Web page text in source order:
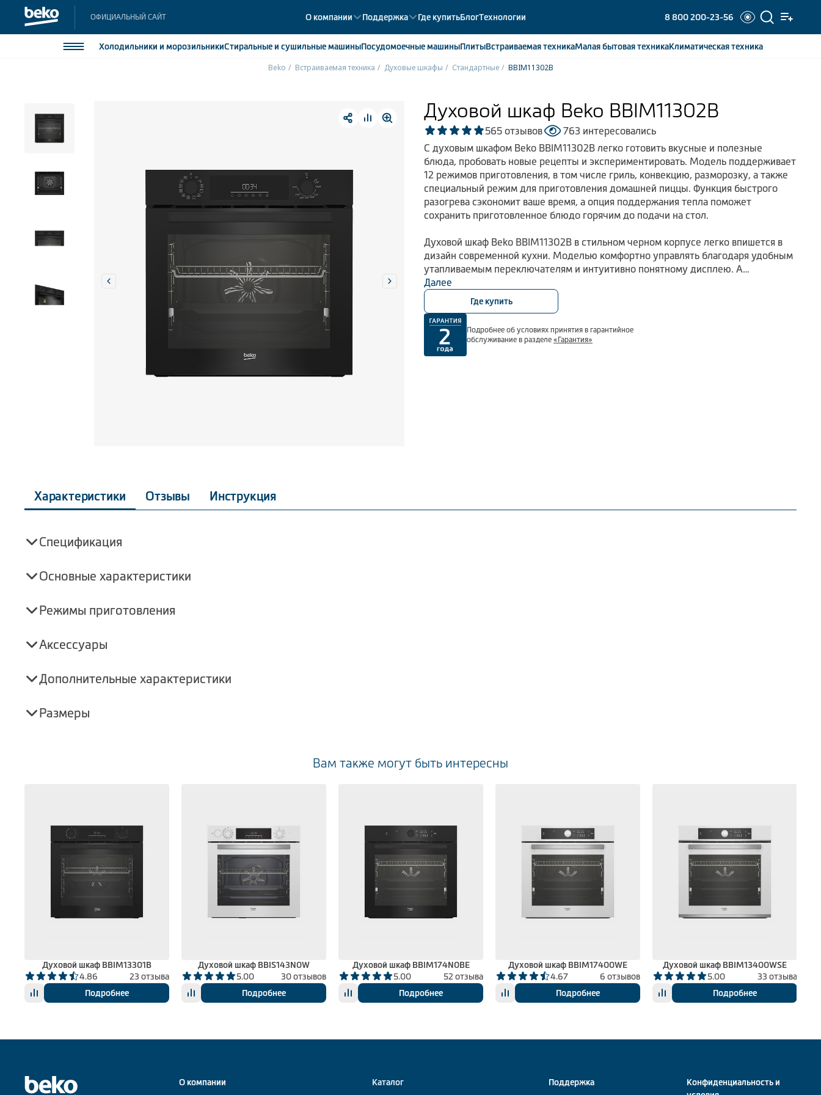
ОФИЦИАЛЬНЫЙ САЙТ О компании Поддержка Где купитьБлогТехнологии 8 800 200-23-56
Холодильники и морозильникиСтиральные и сушильные машиныПосудомоечныемашиныПлитыВстраиваемаятехникаМалая бытоваятехникаКлиматическаятехника
Посудомоечные машины
Встраиваемая техника
Beko Встраиваемая техника Духовые шкафы Стандартные BBIM11302B
Духовой шкаф Beko BBIM11302B
565 отзывов
763 интересовались
С духовым шкафом Beko BBIM11302B легко готовить вкусные и полезные
блюда, пробовать новые рецепты и экспериментировать. Модель поддерживает
12 режимов приготовления, в том числе гриль, конвекцию, разморозку, а также
специальный режим для приготовления домашней пиццы. Функция быстрого
разогрева сэкономит ваше время, а опция поддержания тепла поможет
сохранить приготовленное блюдо горячим до подачи на стол.
Духовой шкаф Beko BBIM11302B в стильном черном корпусе легко впишется в
дизайн современной кухни. Моделью комфортно управлять благодаря удобным
утапливаемым переключателям и интуитивно понятному дисплею. А
телескопические направляющие обеспечат дополнительную безопасность при
использовании.
Далее
Где купить
Подробнее об условиях принятия в гарантийное
обслуживание в разделе «Гарантия»
Характеристики Отзывы Инструкция
Спецификация
Основные характеристики
Режимы приготовления
Аксессуары
Дополнительные характеристики
Размеры
Вам также могут быть интересны
Духовой шкаф BBIM13301B
4.86
23 отзыва
Подробнее
Духовой шкаф BBIS143N0W
5.00
30 отзывов
Подробнее
Духовой шкаф BBIM174N0BE
5.00
52 отзыва
Подробнее
Духовой шкаф BBIM17400WE
4.67
6 отзывов
Подробнее
Духовой шкаф BBIM13400WSE
5.00
33 отзыва
Подробнее
О компании Каталог Поддержка
Конфиденциальность и